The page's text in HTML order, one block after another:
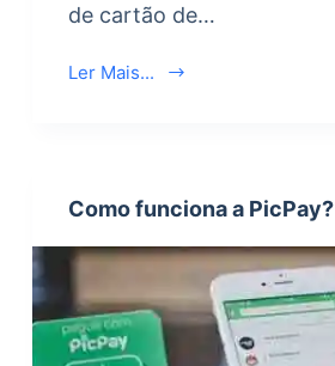
de cartão de…
Ler Mais...
Como funciona a PicPay?